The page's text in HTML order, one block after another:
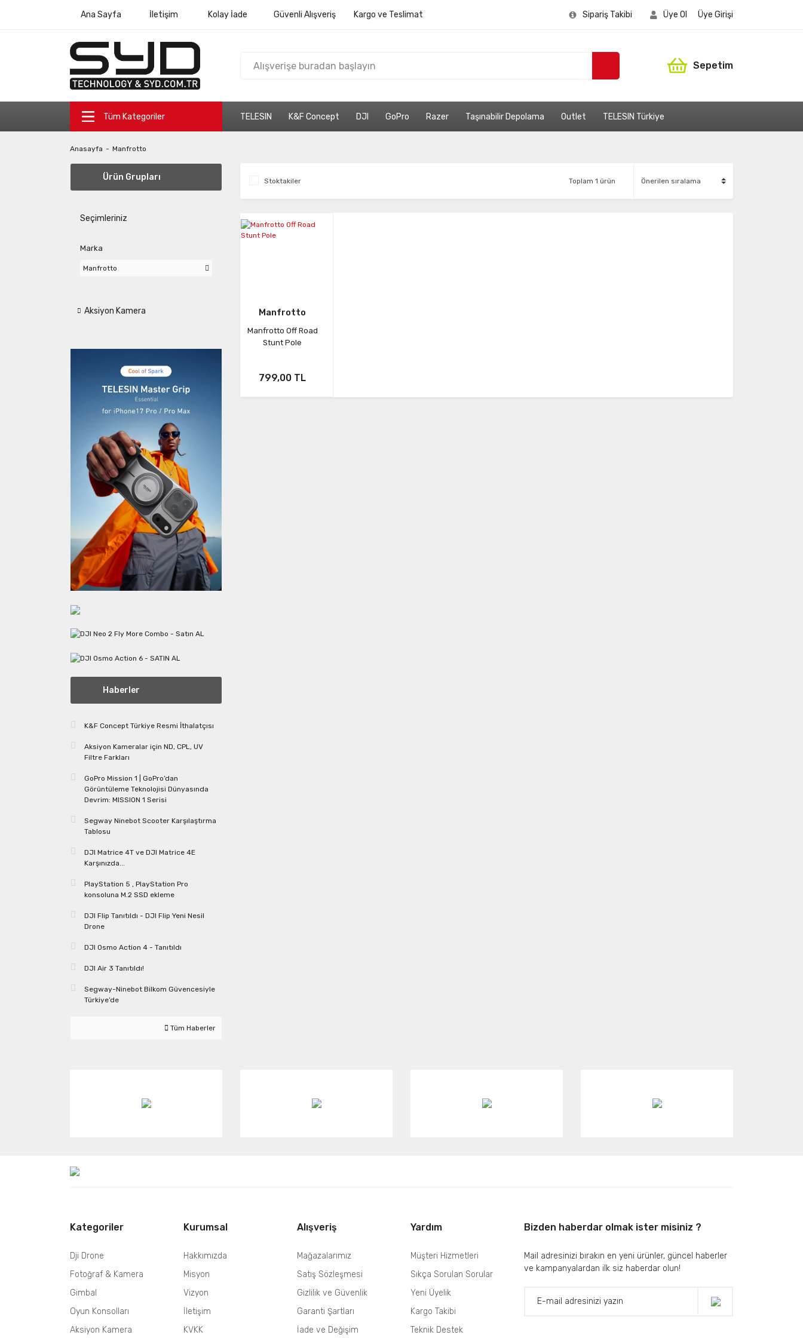
Ana Sayfa İletişim Kolay İade Güvenli Alışveriş Kargo ve Teslimat Sipariş Takibi Üye Ol Üye Girişi
Sepetim
Tüm Kategoriler TELESIN K&F Concept DJI GoPro Razer Taşınabilir Depolama Outlet TELESIN Türkiye
Anasayfa Manfrotto
Ürün Grupları
Seçimleriniz
Marka
Manfrotto
Aksiyon Kamera
Haberler
K&F Concept Türkiye Resmi İthalatçısı
Aksiyon Kameralar için ND, CPL, UV
Filtre Farkları
GoPro Mission 1 | GoPro’dan
Görüntüleme Teknolojisi Dünyasında
Devrim: MISSION 1 Serisi
Segway Ninebot Scooter Karşılaştırma
Tablosu
DJI Matrice 4T ve DJI Matrice 4E
Karşınızda...
PlayStation 5 , PlayStation Pro
konsoluna M.2 SSD ekleme
DJI Flip Tanıtıldı - DJI Flip Yeni Nesil
Drone
DJI Osmo Action 4 - Tanıtıldı
DJI Air 3 Tanıtıldı!
Segway-Ninebot Bilkom Güvencesiyle
Türkiye’de
Tüm Haberler
Stoktakiler Toplam 1 ürün
Manfrotto
Manfrotto Off Road
Stunt Pole
799,00 TL
Kategoriler
Dji Drone
Fotoğraf & Kamera
Gimbal
Oyun Konsolları
Aksiyon Kamera
Kurumsal
Hakkımızda
Misyon
Vizyon
İletişim
KVKK
Alışveriş
Mağazalarımız
Satış Sözleşmesi
Gizlilik ve Güvenlik
Garanti Şartları
İade ve Değişim
Yardım
Müşteri Hizmetleri
Sıkça Sorulan Sorular
Yeni Üyelik
Kargo Takibi
Teknik Destek
Bizden haberdar olmak ister misiniz ?
Mail adresinizi bırakın en yeni ürünler, güncel haberler
ve kampanyalardan ilk siz haberdar olun!